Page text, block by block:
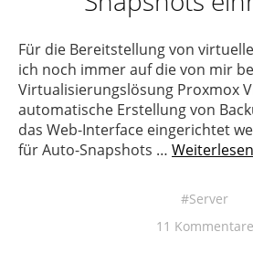
Für die Bereitstellung von
ich noch immer auf die von mir
Virtualisierungslösung Proxmox
automatische Erstellung von
das Web-Interface eingerichtet
für Auto-Snapshots …
Server
11 Kommentare